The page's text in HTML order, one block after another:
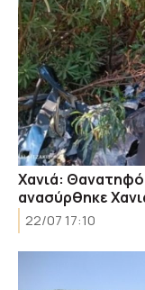
Χανιά:
ανασύρθηκε
22/07 17:10